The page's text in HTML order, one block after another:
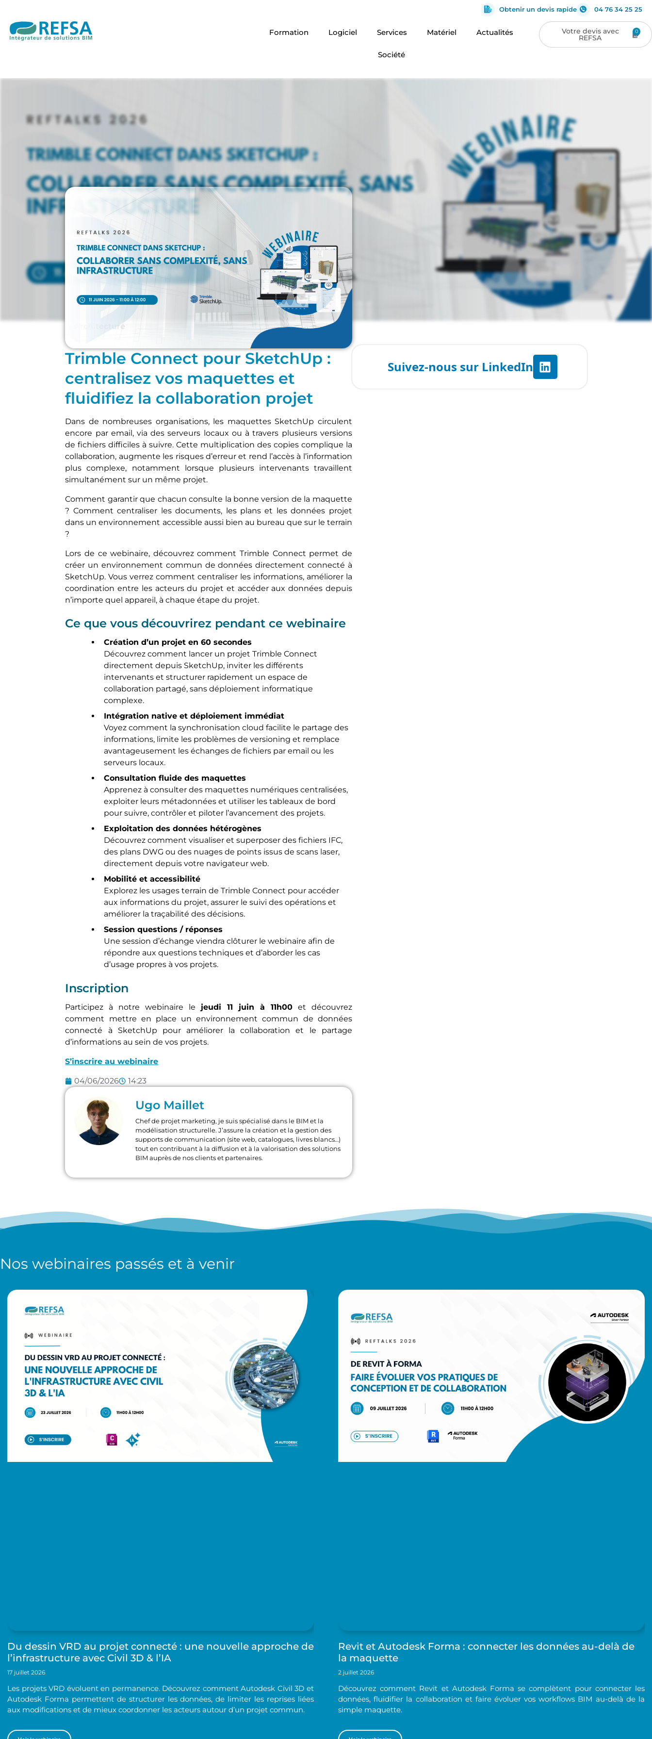
Obtenir un devis rapide 04 76 34 25 25
Formation Logiciel Services Matériel Actualités
Société
0
Architecture
Trimble Connect pour SketchUp :
centralisez vos maquettes et
fluidifiez la collaboration projet
Dans de nombreuses organisations, les maquettes SketchUp circulent
encore par email, via des serveurs locaux ou à travers plusieurs versions
de fichiers difficiles à suivre. Cette multiplication des copies complique la
collaboration, augmente les risques d’erreur et rend l’accès à l’information
plus complexe, notamment lorsque plusieurs intervenants travaillent
simultanément sur un même projet.
Comment garantir que chacun consulte la bonne version de la maquette
? Comment centraliser les documents, les plans et les données projet
dans un environnement accessible aussi bien au bureau que sur le terrain
?
Lors de ce webinaire, découvrez comment Trimble Connect permet de
créer un environnement commun de données directement connecté à
SketchUp. Vous verrez comment centraliser les informations, améliorer la
coordination entre les acteurs du projet et accéder aux données depuis
n’importe quel appareil, à chaque étape du projet.
Ce que vous découvrirez pendant ce webinaire
Création d’un projet en 60 secondes
Découvrez comment lancer un projet Trimble Connect
directement depuis SketchUp, inviter les différents
intervenants et structurer rapidement un espace de
collaboration partagé, sans déploiement informatique
complexe.
Intégration native et déploiement immédiat
Voyez comment la synchronisation cloud facilite le partage des
informations, limite les problèmes de versioning et remplace
avantageusement les échanges de fichiers par email ou les
serveurs locaux.
Consultation fluide des maquettes
Apprenez à consulter des maquettes numériques centralisées,
exploiter leurs métadonnées et utiliser les tableaux de bord
pour suivre, contrôler et piloter l’avancement des projets.
Exploitation des données hétérogènes
Découvrez comment visualiser et superposer des fichiers IFC,
des plans DWG ou des nuages de points issus de scans laser,
directement depuis votre navigateur web.
Mobilité et accessibilité
Explorez les usages terrain de Trimble Connect pour accéder
aux informations du projet, assurer le suivi des opérations et
améliorer la traçabilité des décisions.
Session questions / réponses
Une session d’échange viendra clôturer le webinaire afin de
répondre aux questions techniques et d’aborder les cas
d’usage propres à vos projets.
Inscription
Participez à notre webinaire le jeudi 11 juin à 11h00et découvrez
comment mettre en place un environnement commun de données
connecté à SketchUp pour améliorer la collaboration et le partage
d’informations au sein de vos projets.
S’inscrire au webinaire
04/06/2026 14:23
Ugo Maillet
Chef de projet marketing, je suis spécialisé dans le BIM et la
modélisation structurelle. J’assure la création et la gestion des
supports de communication (site web, catalogues, livres blancs…)
tout en contribuant à la diffusion et à la valorisation des solutions
BIM auprès de nos clients et partenaires.
Nos webinaires passés et à venir
Du dessin VRD au projet connecté : une nouvelle approche de
l’infrastructure avec Civil 3D & l’IA
17 juillet 2026
Les projets VRD évoluent en permanence. Découvrez comment Autodesk Civil 3D et
Autodesk Forma permettent de structurer les données, de limiter les reprises liées
aux modifications et de mieux coordonner les acteurs autour d’un projet commun.
Revit et Autodesk Forma : connecter les données au-delà de
la maquette
2 juillet 2026
Découvrez comment Revit et Autodesk Forma se complètent pour connecter les
données, fluidifier la collaboration et faire évoluer vos workflows BIM au-delà de la
simple maquette.